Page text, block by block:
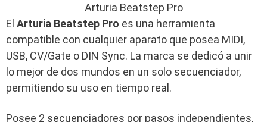
Arturia Beatstep Pro
El Arturia Beatstep Pro es una herramienta
compatible con cualquier aparato que posea MIDI,
USB, CV/Gate o DIN Sync. La marca se dedicó a unir
lo mejor de dos mundos en un solo secuenciador,
permitiendo su uso en tiempo real.
Posee 2 secuenciadores por pasos independientes,